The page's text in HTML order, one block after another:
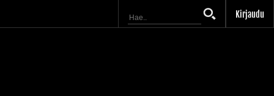
Kirjaudu